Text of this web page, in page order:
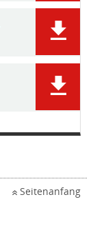
Seitenanfang